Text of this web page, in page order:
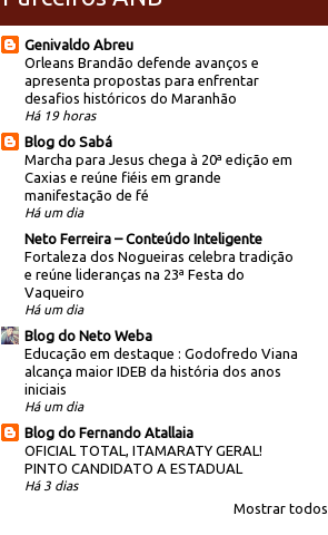
Genivaldo Abreu
Orleans Brandão defende avanços e
apresenta propostas para enfrentar
desafios históricos do Maranhão
Há 19 horas
Blog do Sabá
Marcha para Jesus chega à 20ª edição em
Caxias e reúne fiéis em grande
manifestação de fé
Há um dia
Neto Ferreira – Conteúdo Inteligente
Fortaleza dos Nogueiras celebra tradição
e reúne lideranças na 23ª Festa do
Vaqueiro
Há um dia
Blog do Neto Weba
Educação em destaque : Godofredo Viana
alcança maior IDEB da história dos anos
iniciais
Há um dia
Blog do Fernando Atallaia
OFICIAL TOTAL, ITAMARATY GERAL!
PINTO CANDIDATO A ESTADUAL
Há 3 dias
Mostrar todos